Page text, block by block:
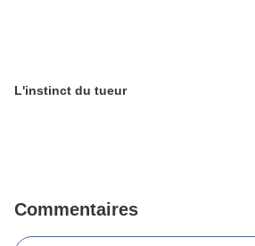
L'instinct du tueur
Commentaires